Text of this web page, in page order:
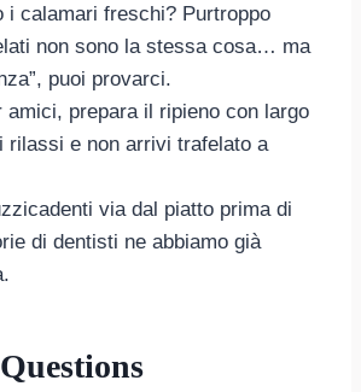
i calamari freschi? Purtroppo
non sono la stessa cosa… ma
puoi provarci.
amici, prepara il ripieno con largo
rilassi e non arrivi trafelato a
via dal piatto prima di
di dentisti ne abbiamo già